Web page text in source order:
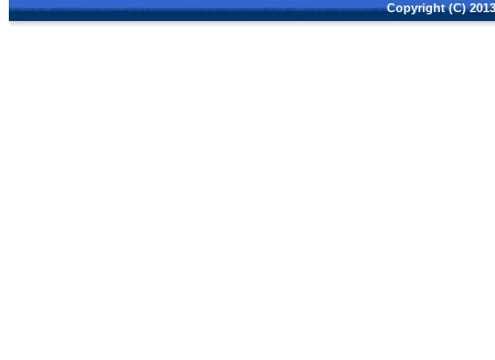
Copyright (C)